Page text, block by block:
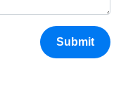
Submit